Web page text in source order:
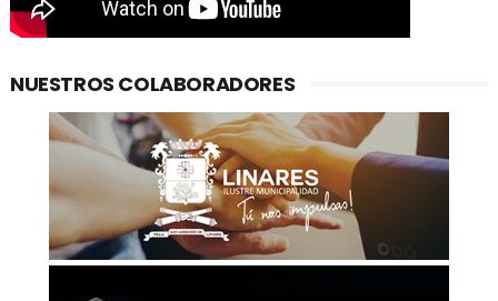
NUESTROS COLABORADORES